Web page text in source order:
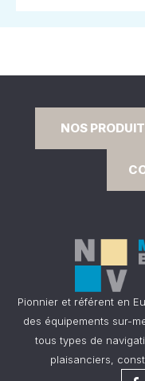
NOS
Pionnier et référent en
des équipements sur-
tous types de
plaisanciers,